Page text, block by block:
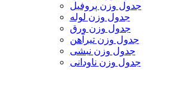
جدول وزن پروفیل
جدول وزن لوله
جدول وزن ورق
جدول وزن تیرآهن
جدول وزن نبشی
جدول وزن ناودانی